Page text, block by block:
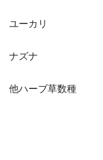
ユーカリ
ナズナ
他ハーブ草数種